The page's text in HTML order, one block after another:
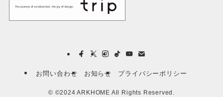
お問い合わせ お知らせ プライバシーポリシー
© ©2024 ARKHOME All Rights Reserved.